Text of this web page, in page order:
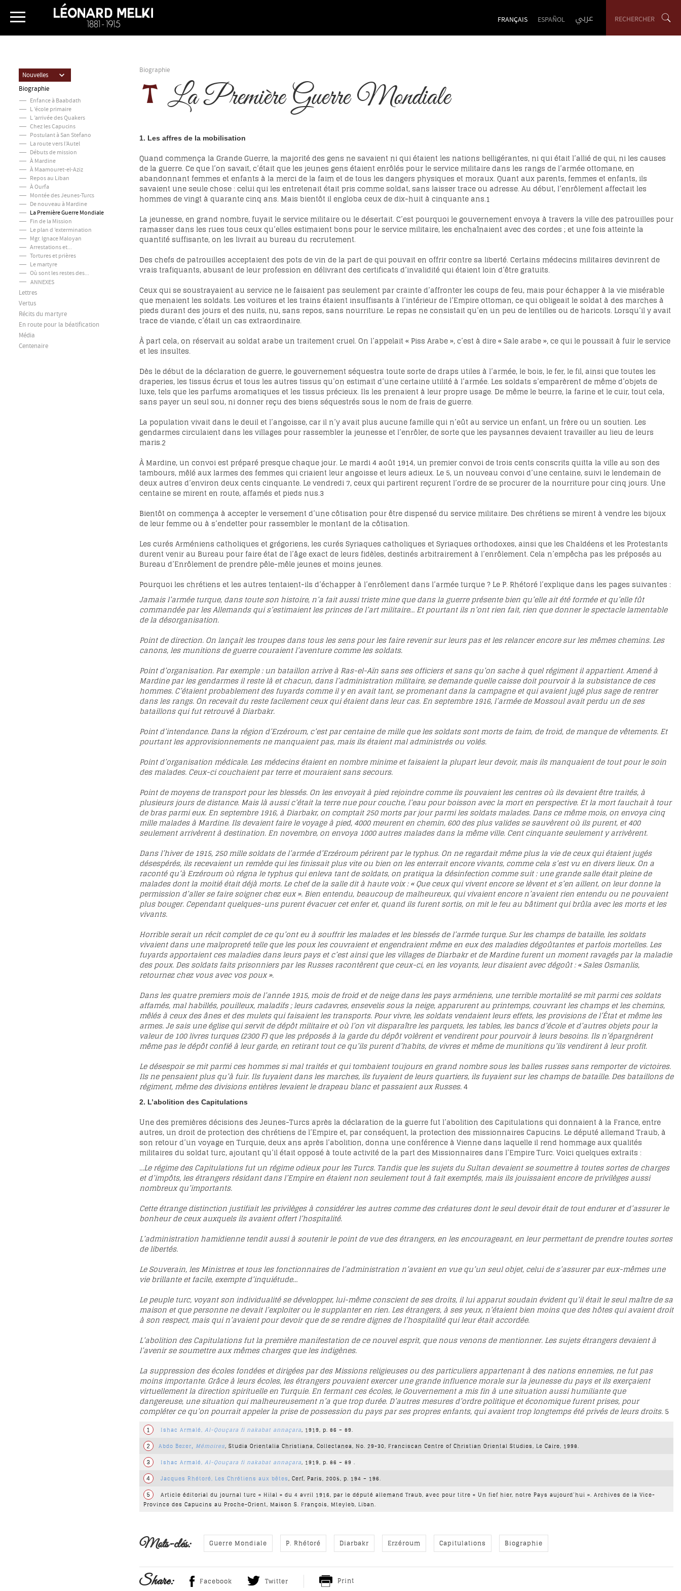
RECHERCHER
FRANÇAIS ESPAÑOL عربي
Nouvelles
Biographie
Enfance à Baabdath
L ’école primaire
L ’arrivée des Quakers
Chez les Capucins
Postulant à San Stefano
La route vers l’Autel
Débuts de mission
À Mardine
À Maamouret-el-Aziz
Repos au Liban
À Ourfa
Montée des Jeunes-Turcs
De nouveau à Mardine
La Première Guerre Mondiale
Fin de la Mission
Le plan d ’extermination
Mgr. Ignace Maloyan
Arrestations et...
Tortures et prières
Le martyre
Où sont les restes des...
ANNEXES
Lettres
Vertus
Récits du martyre
En route pour la béatification
Média
Centenaire
Biographie
La Première Guerre Mondiale
1. Les affres de la mobilisation
Quand commença la Grande Guerre, la majorité des gens ne savaient ni qui étaient les nations belligérantes, ni qui était l’allié de qui, ni les causes
de la guerre. Ce que l’on savait, c’était que les jeunes gens étaient enrôlés pour le service militaire dans les rangs de l’armée ottomane, en
abandonnant femmes et enfants à la merci de la faim et de tous les dangers physiques et moraux. Quant aux parents, femmes et enfants, ils
savaient une seule chose : celui qui les entretenait était pris comme soldat, sans laisser trace ou adresse. Au début, l’enrôlement affectait les
hommes de vingt à quarante cinq ans. Mais bientôt il engloba ceux de dix-huit à cinquante ans.1
La jeunesse, en grand nombre, fuyait le service militaire ou le désertait. C’est pourquoi le gouvernement envoya à travers la ville des patrouilles pour
ramasser dans les rues tous ceux qu’elles estimaient bons pour le service militaire, les enchaînaient avec des cordes ; et une fois atteinte la
quantité suffisante, on les livrait au bureau du recrutement.
Des chefs de patrouilles acceptaient des pots de vin de la part de qui pouvait en offrir contre sa liberté. Certains médecins militaires devinrent de
vrais trafiquants, abusant de leur profession en délivrant des certificats d’invalidité qui étaient loin d’être gratuits.
Ceux qui se soustrayaient au service ne le faisaient pas seulement par crainte d’affronter les coups de feu, mais pour échapper à la vie misérable
que menaient les soldats. Les voitures et les trains étaient insuffisants à l’intérieur de l’Empire ottoman, ce qui obligeait le soldat à des marches à
pieds durant des jours et des nuits, nu, sans repos, sans nourriture. Le repas ne consistait qu’en un peu de lentilles ou de haricots. Lorsqu’il y avait
trace de viande, c’était un cas extraordinaire.
À part cela, on réservait au soldat arabe un traitement cruel. On l’appelait « Piss Arabe », c’est à dire « Sale arabe », ce qui le poussait à fuir le service
et les insultes.
Dès le début de la déclaration de guerre, le gouvernement séquestra toute sorte de draps utiles à l’armée, le bois, le fer, le fil, ainsi que toutes les
draperies, les tissus écrus et tous les autres tissus qu’on estimait d’une certaine utilité à l’armée. Les soldats s’emparèrent de même d’objets de
luxe, tels que les parfums aromatiques et les tissus précieux. Ils les prenaient à leur propre usage. De même le beurre, la farine et le cuir, tout cela,
sans payer un seul sou, ni donner reçu des biens séquestrés sous le nom de frais de guerre.
La population vivait dans le deuil et l’angoisse, car il n’y avait plus aucune famille qui n’eût au service un enfant, un frère ou un soutien. Les
gendarmes circulaient dans les villages pour rassembler la jeunesse et l’enrôler, de sorte que les paysannes devaient travailler au lieu de leurs
maris.2
À Mardine, un convoi est préparé presque chaque jour. Le mardi 4 août 1914, un premier convoi de trois cents conscrits quitta la ville au son des
tambours, mêlé aux larmes des femmes qui criaient leur angoisse et leurs adieux. Le 5, un nouveau convoi d’une centaine, suivi le lendemain de
deux autres d’environ deux cents cinquante. Le vendredi 7, ceux qui partirent reçurent l’ordre de se procurer de la nourriture pour cinq jours. Une
centaine se mirent en route, affamés et pieds nus.3
Bientôt on commença à accepter le versement d’une côtisation pour être dispensé du service militaire. Des chrétiens se mirent à vendre les bijoux
de leur femme ou à s’endetter pour rassembler le montant de la côtisation.
Les curés Arméniens catholiques et grégoriens, les curés Syriaques catholiques et Syriaques orthodoxes, ainsi que les Chaldéens et les Protestants
durent venir au Bureau pour faire état de l’âge exact de leurs fidèles, destinés arbitrairement à l’enrôlement. Cela n’empêcha pas les préposés au
Bureau d’Enrôlement de prendre pêle-mêle jeunes et moins jeunes.
Pourquoi les chrétiens et les autres tentaient-ils d’échapper à l’enrôlement dans l’armée turque ? Le P. Rhétoré l’explique dans les pages suivantes :
Jamais l’armée turque, dans toute son histoire, n’a fait aussi triste mine que dans la guerre présente bien qu’elle ait été formée et qu’elle fût
commandée par les Allemands qui s’estimaient les princes de l’art militaire… Et pourtant ils n’ont rien fait, rien que donner le spectacle lamentable
de la désorganisation.
Point de direction. On lançait les troupes dans tous les sens pour les faire revenir sur leurs pas et les relancer encore sur les mêmes chemins. Les
canons, les munitions de guerre couraient l’aventure comme les soldats.
Point d’organisation. Par exemple : un bataillon arrive à Ras-el-Aïn sans ses officiers et sans qu’on sache à quel régiment il appartient. Amené à
Mardine par les gendarmes il reste là et chacun, dans l’administration militaire, se demande quelle caisse doit pourvoir à la subsistance de ces
hommes. C’étaient probablement des fuyards comme il y en avait tant, se promenant dans la campagne et qui avaient jugé plus sage de rentrer
dans les rangs. On recevait du reste facilement ceux qui étaient dans leur cas. En septembre 1916, l’armée de Mossoul avait perdu un de ses
bataillons qui fut retrouvé à Diarbakr.
Point d’intendance. Dans la région d’Erzéroum, c’est par centaine de mille que les soldats sont morts de faim, de froid, de manque de vêtements. Et
pourtant les approvisionnements ne manquaient pas, mais ils étaient mal administrés ou volés.
Point d’organisation médicale. Les médecins étaient en nombre minime et faisaient la plupart leur devoir, mais ils manquaient de tout pour le soin
des malades. Ceux-ci couchaient par terre et mouraient sans secours.
Point de moyens de transport pour les blessés. On les envoyait à pied rejoindre comme ils pouvaient les centres où ils devaient être traités, à
plusieurs jours de distance. Mais là aussi c’était la terre nue pour couche, l’eau pour boisson avec la mort en perspective. Et la mort fauchait à tour
de bras parmi eux. En septembre 1916, à Diarbakr, on comptait 250 morts par jour parmi les soldats malades. Dans ce même mois, on envoya cinq
mille malades à Mardine. Ils devaient faire le voyage à pied, 4000 meurent en chemin, 600 des plus valides se sauvèrent où ils purent, et 400
seulement arrivèrent à destination. En novembre, on envoya 1000 autres malades dans la même ville. Cent cinquante seulement y arrivèrent.
Dans l’hiver de 1915, 250 mille soldats de l’armée d’Erzéroum périrent par le typhus. On ne regardait même plus la vie de ceux qui étaient jugés
désespérés, ils recevaient un remède qui les finissait plus vite ou bien on les enterrait encore vivants, comme cela s’est vu en divers lieux. On a
raconté qu’à Erzéroum où régna le typhus qui enleva tant de soldats, on pratiqua la désinfection comme suit : une grande salle était pleine de
malades dont la moitié était déjà morts. Le chef de la salle dit à haute voix : « Que ceux qui vivent encore se lèvent et s’en aillent, on leur donne la
permission d’aller se faire soigner chez eux ». Bien entendu, beaucoup de malheureux, qui vivaient encore n’avaient rien entendu ou ne pouvaient
plus bouger. Cependant quelques-uns purent évacuer cet enfer et, quand ils furent sortis, on mit le feu au bâtiment qui brûla avec les morts et les
vivants.
Horrible serait un récit complet de ce qu’ont eu à souffrir les malades et les blessés de l’armée turque. Sur les champs de bataille, les soldats
vivaient dans une malpropreté telle que les poux les couvraient et engendraient même en eux des maladies dégoûtantes et parfois mortelles. Les
fuyards apportaient ces maladies dans leurs pays et c’est ainsi que les villages de Diarbakr et de Mardine furent un moment ravagés par la maladie
des poux. Des soldats faits prisonniers par les Russes racontèrent que ceux-ci, en les voyants, leur disaient avec dégoût : « Sales Osmanlis,
retournez chez vous avec vos poux ».
Dans les quatre premiers mois de l’année 1915, mois de froid et de neige dans les pays arméniens, une terrible mortalité se mit parmi ces soldats
affamés, mal habillés, pouilleux, maladifs ; leurs cadavres, ensevelis sous la neige, apparurent au printemps, couvrant les champs et les chemins,
mêlés à ceux des ânes et des mulets qui faisaient les transports. Pour vivre, les soldats vendaient leurs effets, les provisions de l’État et même les
armes. Je sais une église qui servit de dépôt militaire et où l’on vit disparaître les parquets, les tables, les bancs d’école et d’autres objets pour la
valeur de 100 livres turques (2300 F) que les préposés à la garde du dépôt volèrent et vendirent pour pourvoir à leurs besoins. Ils n’épargnèrent
même pas le dépôt confié à leur garde, en retirant tout ce qu’ils purent d’habits, de vivres et même de munitions qu’ils vendirent à leur profit.
Le désespoir se mit parmi ces hommes si mal traités et qui tombaient toujours en grand nombre sous les balles russes sans remporter de victoires.
Ils ne pensaient plus qu’à fuir. Ils fuyaient dans les marches, ils fuyaient de leurs quartiers, ils fuyaient sur les champs de bataille. Des bataillons de
régiment, même des divisions entières levaient le drapeau blanc et passaient aux Russes.4
2. L’abolition des Capitulations
Une des premières décisions des Jeunes-Turcs après la déclaration de la guerre fut l’abolition des Capitulations qui donnaient à la France, entre
autres, un droit de protection des chrétiens de l’Empire et, par conséquent, la protection des missionnaires Capucins. Le député allemand Traub, à
son retour d’un voyage en Turquie, deux ans après l’abolition, donna une conférence à Vienne dans laquelle il rend hommage aux qualités
militaires du soldat turc, ajoutant qu’il était opposé à toute activité de la part des Missionnaires dans l’Empire Turc. Voici quelques extraits :
…Le régime des Capitulations fut un régime odieux pour les Turcs. Tandis que les sujets du Sultan devaient se soumettre à toutes sortes de charges
et d’impôts, les étrangers résidant dans l’Empire en étaient non seulement tout à fait exemptés, mais ils jouissaient encore de privilèges aussi
nombreux qu’importants.
Cette étrange distinction justifiait les privilèges à considérer les autres comme des créatures dont le seul devoir était de tout endurer et d’assurer le
bonheur de ceux auxquels ils avaient offert l’hospitalité.
L’administration hamidienne tendit aussi à soutenir le point de vue des étrangers, en les encourageant, en leur permettant de prendre toutes sortes
de libertés.
Le Souverain, les Ministres et tous les fonctionnaires de l’administration n’avaient en vue qu’un seul objet, celui de s’assurer par eux-mêmes une
vie brillante et facile, exempte d’inquiétude…
Le peuple turc, voyant son individualité se développer, lui-même conscient de ses droits, il lui apparut soudain évident qu’il était le seul maître de sa
maison et que personne ne devait l’exploiter ou le supplanter en rien. Les étrangers, à ses yeux, n’étaient bien moins que des hôtes qui avaient droit
à son respect, mais qui n’avaient pour devoir que de se rendre dignes de l’hospitalité qui leur était accordée.
L’abolition des Capitulations fut la première manifestation de ce nouvel esprit, que nous venons de mentionner. Les sujets étrangers devaient à
l’avenir se soumettre aux mêmes charges que les indigènes.
La suppression des écoles fondées et dirigées par des Missions religieuses ou des particuliers appartenant à des nations ennemies, ne fut pas
moins importante. Grâce à leurs écoles, les étrangers pouvaient exercer une grande influence morale sur la jeunesse du pays et ils exerçaient
virtuellement la direction spirituelle en Turquie. En fermant ces écoles, le Gouvernement a mis fin à une situation aussi humiliante que
dangereuse, une situation qui malheureusement n’a que trop durée. D’autres mesures d’ordre politique et économique furent prises, pour
compléter ce qu’on pourrait appeler la prise de possession du pays par ses propres enfants, qui avaient trop longtemps été privés de leurs droits.5
1 Ishac Armalé, Al-Qouçara fi nakabat annaçara, 1919, p. 86 – 89.
2 Abdo Bezer Mémoires, Studia Orientalia Christiana, Collectanea, No. 29-30, Franciscan Centre of Christian Oriental Studies, Le Caire, 1998.
3 Ishac Armalé, Al-Qouçara fi nakabat annaçara, 1919, p. 86 – 89 .
4 Jacques Rhétoré, Les Chrétiens aux bêtes, Cerf, Paris, 2005, p. 194 – 196.
5
Article éditorial du journal turc « Hilal » du 4 avril 1916, par le député allemand Traub, avec pour titre « Un fief hier, notre Pays aujourd’hui ». Archives de la Vice-
Province des Capucins au Proche-Orient, Maison S. François, Mteyleb, Liban.
Mots-clés: Guerre Mondiale P. Rhétoré Diarbakr Erzéroum Capitulations Biographie
Share: Facebook Twitter Print